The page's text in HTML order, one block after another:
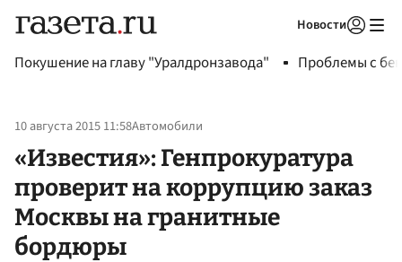
Новости
Покушение на главу "Уралдронзавода" Проблемы с
10 августа 2015 11:58Автомобили
«Известия»: Генпрокуратура
проверит на коррупцию заказ
Москвы на гранитные
бордюры